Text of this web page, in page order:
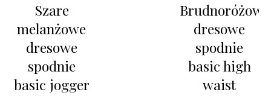
Szare
melanżowe
dresowe
spodnie
basic jogger
Brudnoróżowe
dresowe
spodnie
basic high
waist